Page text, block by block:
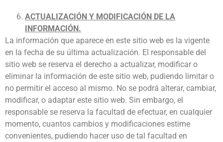
ACTUALIZACIÓN Y MODIFICACIÓN DE LA
INFORMACIÓN.
La información que aparece en este sitio web es la vigente
en la fecha de su última actualización. El responsable del
sitio web se reserva el derecho a actualizar, modificar o
eliminar la información de este sitio web, pudiendo limitar o
no permitir el acceso al mismo. No se podrá alterar, cambiar,
modificar, o adaptar este sitio web. Sin embargo, el
responsable se reserva la facultad de efectuar, en cualquier
momento, cuantos cambios y modificaciones estime
convenientes, pudiendo hacer uso de tal facultad en